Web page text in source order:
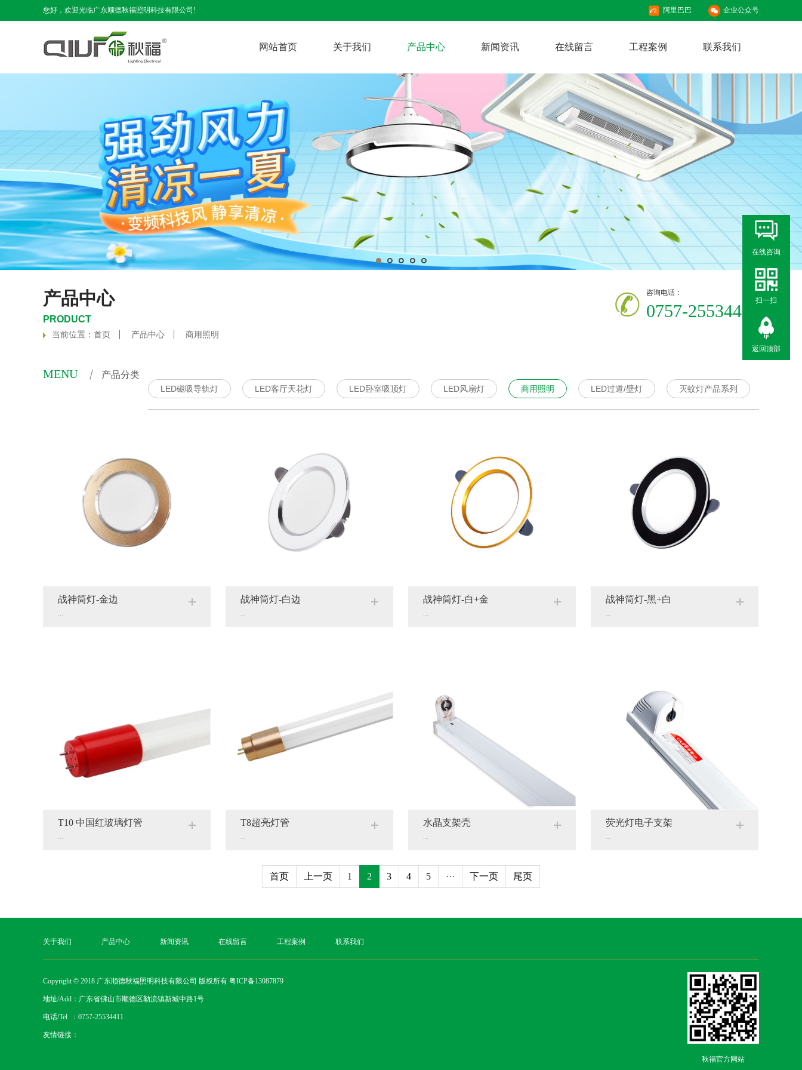
您好，欢迎光临广东顺德秋福照明科技有限公司! 阿里巴巴 企业公众号
网站首页 关于我们 产品中心 新闻资讯 在线留言 工程案例 联系我们
1 2 3 4 5
产品中心
PRODUCT
当前位置： 首页 产品中心 商用照明
咨询电话：
0757-25534411
MENU 产品分类
LED磁吸导轨灯 LED客厅天花灯 LED卧室吸顶灯 LED风扇灯 商用照明 LED过道/壁灯 灭蚊灯产品系列
战神筒灯-金边 战神筒灯-白边 战神筒灯-白+金 战神筒灯-黑+白
T10 中国红玻璃灯管 T8超亮灯管 水晶支架壳 荧光灯电子支架
首页 上一页 1 2 3 4 5 ··· 下一页 尾页
关于我们 产品中心 新闻资讯 在线留言 工程案例 联系我们
Copyright © 2018 广东顺德秋福照明科技有限公司 版权所有 粤ICP备13087879
地址/Add：广东省佛山市顺德区勒流镇新城中路1号
电话/Tel ：0757-25534411
友情链接：
秋福官方网站
在线咨询
扫一扫
返回顶部